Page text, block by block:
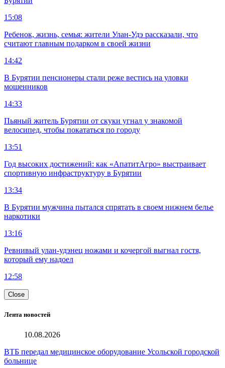
15:08
Ребенок, жизнь, семья: жители Улан-Удэ рассказали, что
считают главным подарком в своей жизни
14:42
В Бурятии пенсионеры стали реже вестись на уловки
мошенников
14:33
Пьяный житель Бурятии от скуки угнал у знакомой
велосипед, чтобы покататься по городу
13:51
Год высоких достижений: как «АпатитАгро» выстраивает
спортивную инфраструктуру в Бурятии
13:34
В Бурятии мужчина пытался спрятать в своем нижнем белье
наркотики
13:16
Ревнивый улан-удэнец ножами и кочергой выгнал гостя,
который ему надоел
12:58
Close
Лента новостей
10.08.2026
ВТБ передал медицинское оборудование Усольской городской
больнице